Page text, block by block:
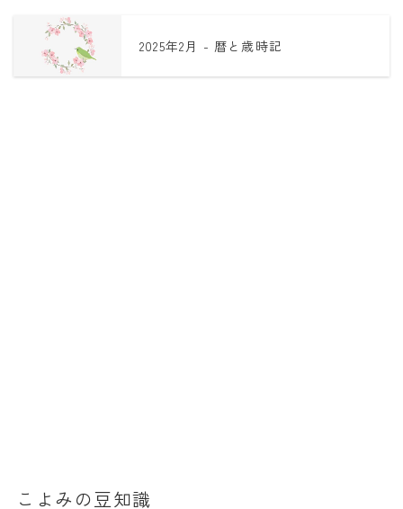
2025年2月 - 暦と歳時記
こよみの豆知識